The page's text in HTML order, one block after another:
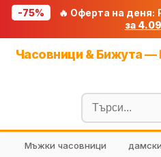
-75% 🔥 Оферта на деня:
за
Часовници & Бижута —
🧮
🔍 Намери
Мъжки часовници